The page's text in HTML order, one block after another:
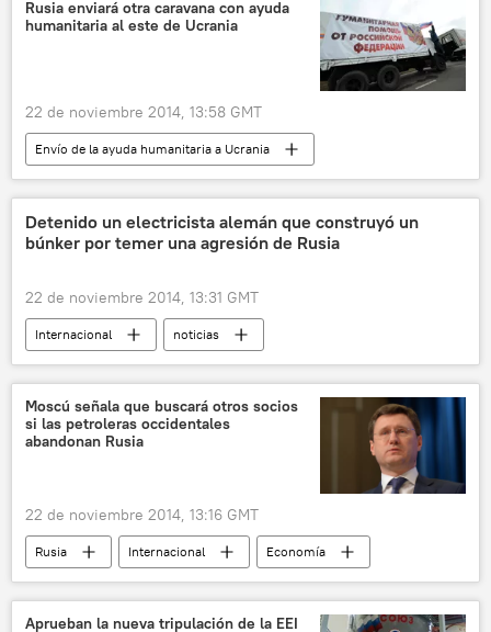
Rusia enviará otra caravana con ayuda
humanitaria al este de Ucrania
22 de noviembre 2014, 13:58 GMT
Envío de la ayuda humanitaria a Ucrania
Internacional
Rusia noticias
Detenido un electricista alemán que construyó un
búnker por temer una agresión de Rusia
22 de noviembre 2014, 13:31 GMT
Internacional noticias
Moscú señala que buscará otros socios
si las petroleras occidentales
abandonan Rusia
22 de noviembre 2014, 13:16 GMT
Rusia Internacional
Economía
noticias
Aprueban la nueva tripulación de la EEI